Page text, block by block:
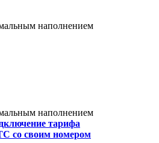
наполнением
наполнением
тарифа
со своим номером